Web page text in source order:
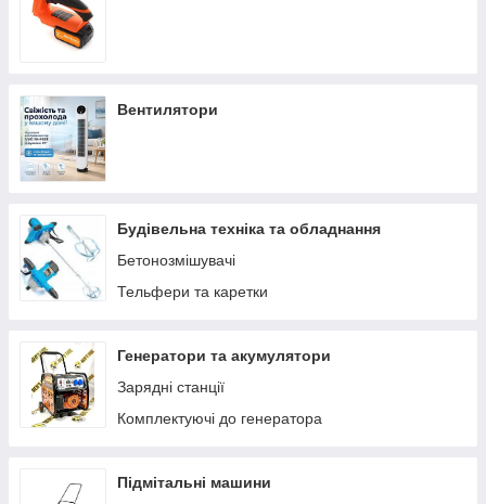
Вентилятори
Будівельна техніка та обладнання
Бетонозмішувачі
Тельфери та каретки
Генератори та акумулятори
Зарядні станції
Комплектуючі до генератора
Підмітальні машини